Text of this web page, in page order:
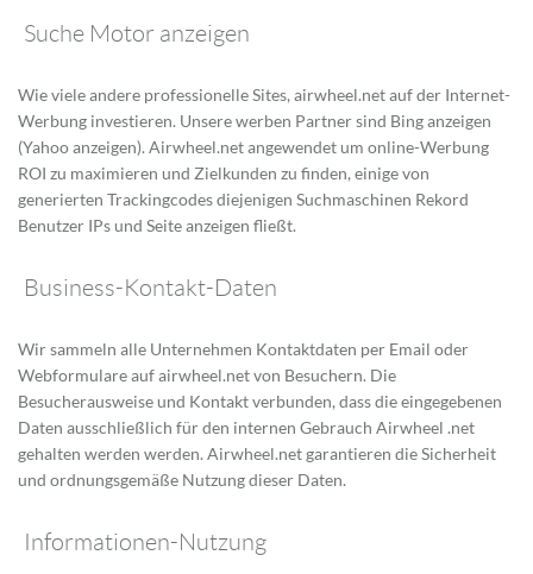
Suche Motor anzeigen
Wie viele andere professionelle Sites, airwheel.net auf der Internet-
Werbung investieren. Unsere werben Partner sind Bing anzeigen
(Yahoo anzeigen). Airwheel.net angewendet um online-Werbung
ROI zu maximieren und Zielkunden zu finden, einige von
generierten Trackingcodes diejenigen Suchmaschinen Rekord
Benutzer IPs und Seite anzeigen fließt.
Business-Kontakt-Daten
Wir sammeln alle Unternehmen Kontaktdaten per Email oder
Webformulare auf airwheel.net von Besuchern. Die
Besucherausweise und Kontakt verbunden, dass die eingegebenen
Daten ausschließlich für den internen Gebrauch Airwheel .net
gehalten werden werden. Airwheel.net garantieren die Sicherheit
und ordnungsgemäße Nutzung dieser Daten.
Informationen-Nutzung